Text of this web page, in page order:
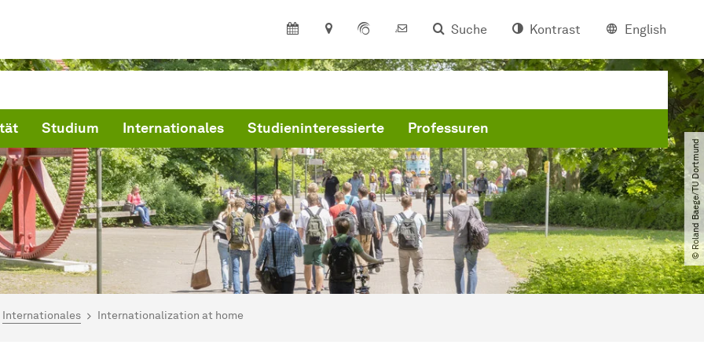
Suche Kontrast English
Studium Internationales Studieninteressierte Professuren
© Roland Baege​/​TU Dortmund
hier:
Internationales Internationalization at home